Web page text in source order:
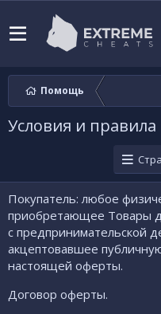
Помощь
Условия и правила
Покупатель: любое
приобретающее Товары
с предпринимательской
акцептовавшее
настоящей оферты.
Договор оферты.